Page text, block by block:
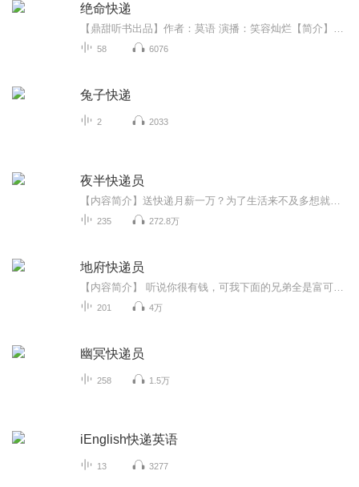
绝命快递
58 6076
兔子快递
2 2033
夜半快递员
235 272.8万
地府快递员
201 4万
幽冥快递员
258 1.5万
iEnglish快递英语
13 3277